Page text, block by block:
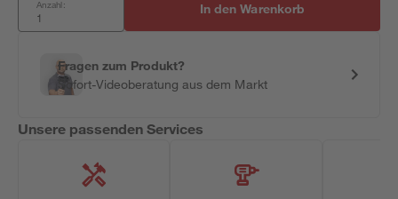
Anzahl: In den Warenkorb
Fragen zum Produkt?
Sofort-Videoberatung aus dem Markt
Unsere passenden Services